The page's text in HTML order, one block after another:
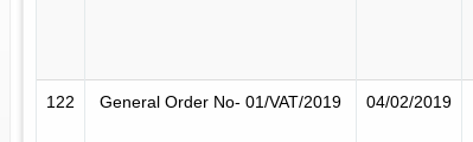
122 General Order No- 01/VAT/2019 04/02/2019